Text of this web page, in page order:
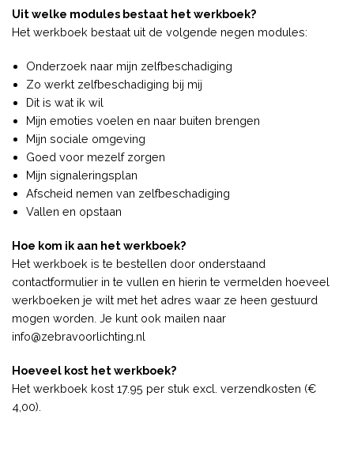
Uit welke modules bestaat het werkboek?
Het werkboek bestaat uit de volgende negen modules:
Onderzoek naar mijn zelfbeschadiging
Zo werkt zelfbeschadiging bij mij
Dit is wat ik wil
Mijn emoties voelen en naar buiten brengen
Mijn sociale omgeving
Goed voor mezelf zorgen
Mijn signaleringsplan
Afscheid nemen van zelfbeschadiging
Vallen en opstaan
Hoe kom ik aan het werkboek?
Het werkboek is te bestellen door onderstaand
contactformulier in te vullen en hierin te vermelden hoeveel
werkboeken je wilt met het adres waar ze heen gestuurd
mogen worden. Je kunt ook mailen naar
info@zebravoorlichting.nl
Hoeveel kost het werkboek?
Het werkboek kost 17.95 per stuk excl. verzendkosten (€
4,00).